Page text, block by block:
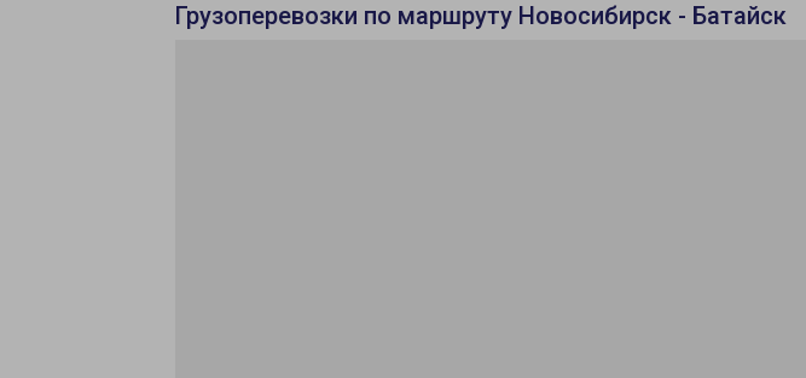
Грузоперевозки по маршруту Новосибирск - Батайск